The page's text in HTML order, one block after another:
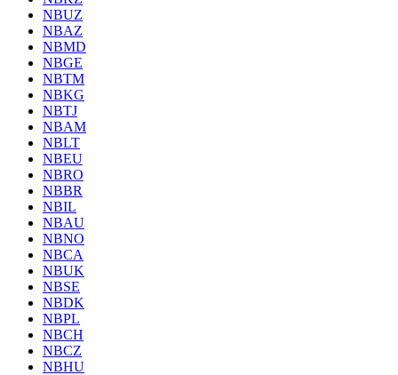
NBUZ
NBAZ
NBMD
NBGE
NBTM
NBKG
NBTJ
NBAM
NBLT
NBEU
NBRO
NBBR
NBIL
NBAU
NBNO
NBCA
NBUK
NBSE
NBDK
NBPL
NBCH
NBCZ
NBHU